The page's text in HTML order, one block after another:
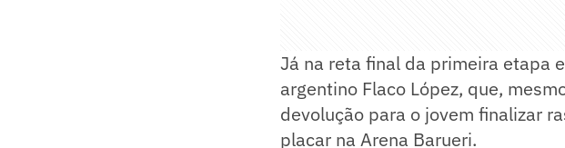
Já na reta final da primeira etapa
argentino Flaco López, que,
devolução para o jovem finalizar
placar na Arena Barueri.